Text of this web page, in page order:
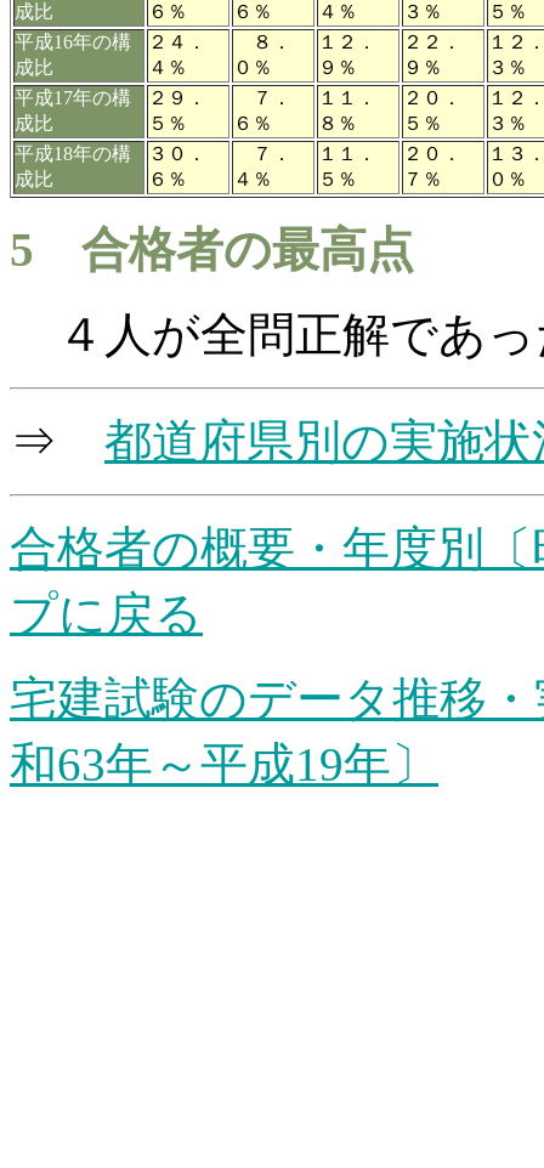
成比
６％
６％
４％
３％
５％
平成16年の構
成比
２４．
４％
８．
０％
１２．
９％
２２．
９％
１２
３％
平成17年の構
成比
２９．
５％
７．
６％
１１．
８％
２０．
５％
１２
３％
平成18年の構
成比
３０．
６％
７．
４％
１１．
５％
２０．
７％
１３
０％
5 合格者の最高点
４人が全問正解であっ
⇒ 都道府県別の実施
合格者の概要・年度別
プに戻る
宅建試験のデータ推移
和63年～平成19年〕